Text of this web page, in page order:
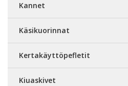
Kannet
Käsikuorinnat
Kertakäyttöpefletit
Kiuaskivet